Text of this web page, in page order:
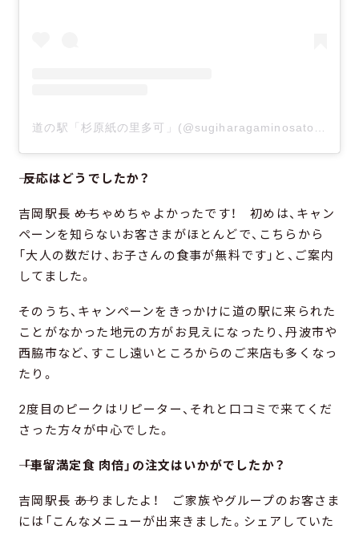
―― 反応はどうでしたか？
吉岡駅長 ――めちゃめちゃよかったです！ 初めは、キャン
ペーンを知らないお客さまがほとんどで、こちらから
「大人の数だけ、お子さんの食事が無料です」と、ご案内
してました。
そのうち、キャンペーンをきっかけに道の駅に来られた
ことがなかった地元の方がお見えになったり、丹波市や
西脇市など、すこし遠いところからのご来店も多くなっ
たり。
2度目のピークはリピーター、それと口コミで来てくだ
さった方々が中心でした。
―― 「車留満定食 肉倍」の注文はいかがでしたか？
吉岡駅長 ――ありましたよ！ ご家族やグループのお客さま
には「こんなメニューが出来きました。シェアしていた